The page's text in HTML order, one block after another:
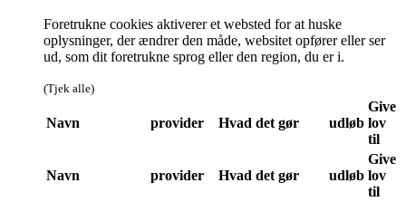
Foretrukne cookies aktiverer et websted for at huske
oplysninger, der ændrer den måde, websitet opfører eller ser
ud, som dit foretrukne sprog eller den region, du er i.
(Tjek alle)
Navn provider Hvad det gør udløb
Give
lov
til
Navn provider Hvad det gør udløb
Give
lov
til